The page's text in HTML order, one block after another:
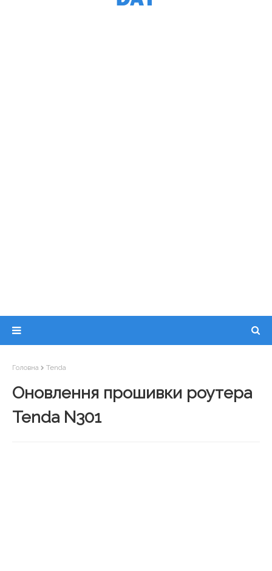
Головна Tenda
Оновлення прошивки роутера
Tenda N301